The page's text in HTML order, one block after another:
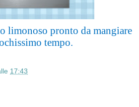
limonoso pronto da mangiare
tempo.
17:43